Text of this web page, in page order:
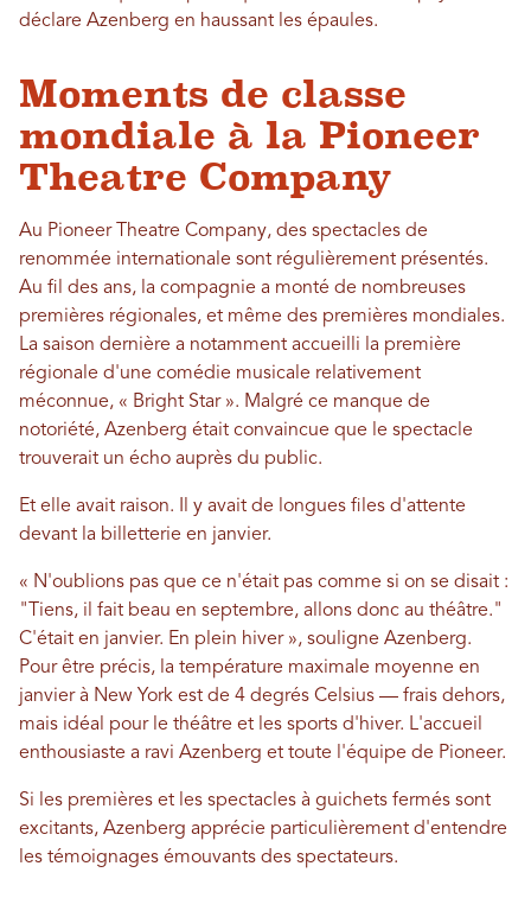
déclare Azenberg en haussant les épaules.
Moments de classe
mondiale à la Pioneer
Theatre Company
Au Pioneer Theatre Company, des spectacles de
renommée internationale sont régulièrement présentés.
Au fil des ans, la compagnie a monté de nombreuses
premières régionales, et même des premières mondiales.
La saison dernière a notamment accueilli la première
régionale d'une comédie musicale relativement
méconnue, « Bright Star ». Malgré ce manque de
notoriété, Azenberg était convaincue que le spectacle
trouverait un écho auprès du public.
Et elle avait raison. Il y avait de longues files d'attente
devant la billetterie en janvier.
« N'oublions pas que ce n'était pas comme si on se disait :
"Tiens, il fait beau en septembre, allons donc au théâtre."
C'était en janvier. En plein hiver », souligne Azenberg.
Pour être précis, la température maximale moyenne en
janvier à New York est de 4 degrés Celsius — frais dehors,
mais idéal pour le théâtre et les sports d'hiver. L'accueil
enthousiaste a ravi Azenberg et toute l'équipe de Pioneer.
Si les premières et les spectacles à guichets fermés sont
excitants, Azenberg apprécie particulièrement d'entendre
les témoignages émouvants des spectateurs.